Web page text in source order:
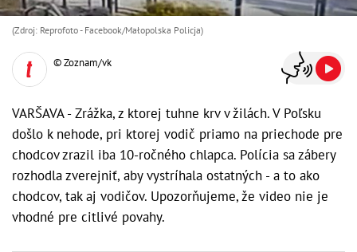
(Zdroj: Reprofoto - Facebook/Małopolska Policja)
© Zoznam/vk
VARŠAVA - Zrážka, z ktorej tuhne krv v žilách. V Poľsku
došlo k nehode, pri ktorej vodič priamo na priechode pre
chodcov zrazil iba 10-ročného chlapca. Polícia sa zábery
rozhodla zverejniť, aby vystríhala ostatných - a to ako
chodcov, tak aj vodičov. Upozorňujeme, že video nie je
vhodné pre citlivé povahy.